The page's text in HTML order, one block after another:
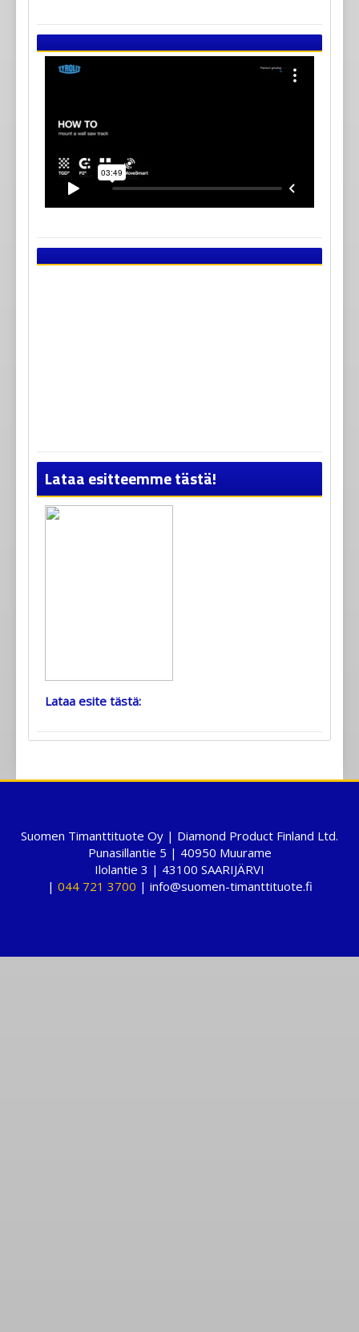
Lataa esitteemme tästä!
Lataa esite tästä:
Suomen Timanttituote Oy | Diamond Product Finland Ltd.
Punasillantie 5 | 40950 Muurame
Ilolantie 3 | 43100 SAARIJÄRVI
| 044 721 3700 | info@suomen-timanttituote.fi